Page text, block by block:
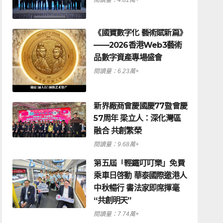
今日中國（四）》
讀量：8.35萬+
《國寶數字化 藝術賦新篇》
——2026香港Web3藝術
品數字資產專場盛會
閱讀量：6.23萬+
新界廠商會慶國慶77暨會慶
57周年 梁立人：深化灣區
融合 共創繁榮
閱讀量：9.68萬+
第五屆「輕鐵叮叮樂」免費
乘車日啓動 華泰國際邀港人
中秋暢行 書法家即席揮毫
“共創明天”
閱讀量：7.74萬+